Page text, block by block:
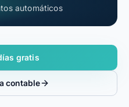
automáticos
gratis
contable